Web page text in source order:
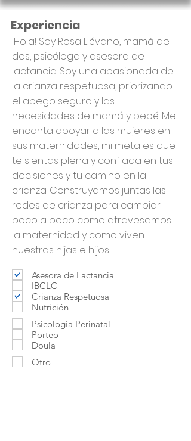
¡Hola! Soy Rosa Liévano, mamá de
dos, psicóloga y asesora de
lactancia. Soy una apasionada de
la crianza respetuosa, priorizando
el apego seguro y las
necesidades de mamá y bebé. Me
encanta apoyar a las mujeres en
sus maternidades, mi meta es que
te sientas plena y confiada en tus
decisiones y tu camino en la
crianza. Construyamos juntas las
redes de crianza para cambiar
poco a poco como atravesamos
la maternidad y como viven
nuestras hijas e hijos.
Asesora de Lactancia
IBCLC
Crianza Respetuosa
Nutrición
Psicología Perinatal
Porteo
Doula
Otro
Experiencia